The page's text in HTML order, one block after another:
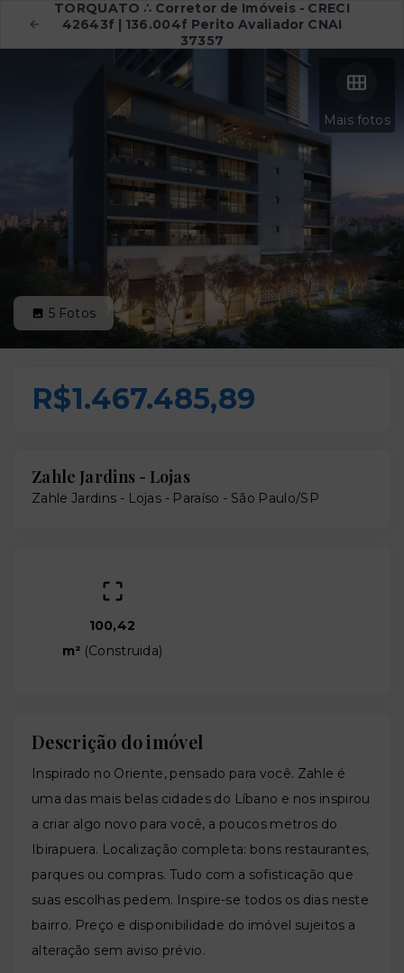
TORQUATO ∴ Corretor de Imóveis - CRECI
42643f | 136.004f Perito Avaliador CNAI
37357
Mais fotos
5 Fotos
R$1.467.485,89
Zahle Jardins - Lojas
Zahle Jardins - Lojas - Paraíso - São Paulo/SP
100,42
m² (Construida)
Descrição do imóvel
Inspirado no Oriente, pensado para você. Zahle é
uma das mais belas cidades do Líbano e nos inspirou
a criar algo novo para você, a poucos metros do
Ibirapuera. Localização completa: bons restaurantes,
parques ou compras. Tudo com a sofisticação que
suas escolhas pedem. Inspire-se todos os dias neste
bairro. Preço e disponibilidade do imóvel sujeitos a
alteração sem aviso prévio.